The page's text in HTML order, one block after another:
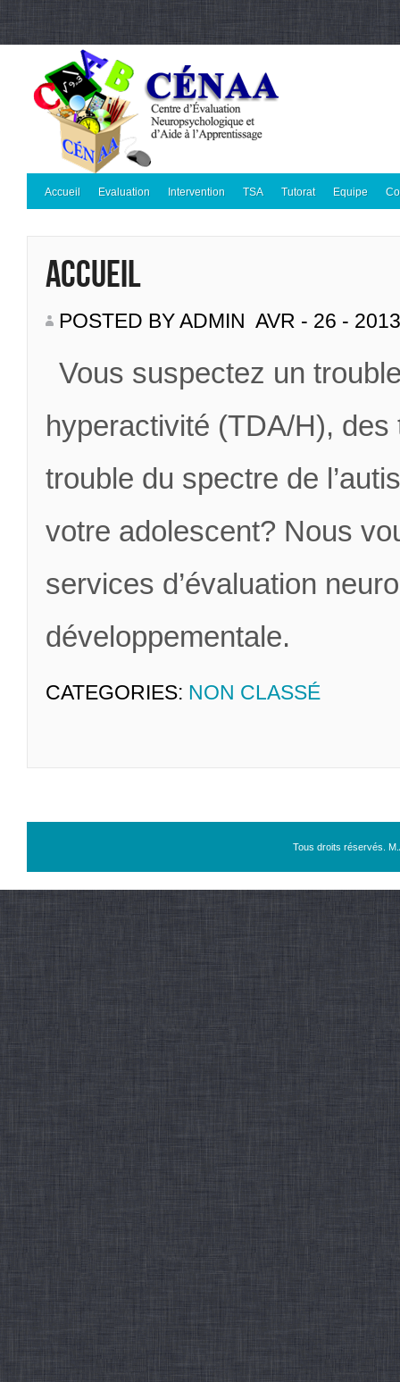
Accueil Evaluation Intervention TSA Tutorat Equipe
Accueil
POSTED BY ADMIN AVR - 26 - 2013
Vous suspectez un
hyperactivité (TDA/H), des
trouble du spectre de
votre adolescent? Nous
services d’évaluation
développementale.
CATEGORIES: NON CLASSÉ
Tous droits réservés.